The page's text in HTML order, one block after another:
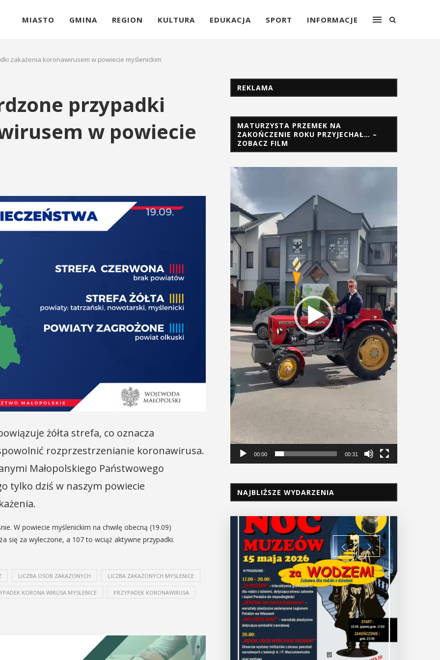
MIASTO GMINA REGION KULTURA EDUKACJA SPORT INFORMACJE
zakażenia koronawirusem w powiecie myślenickim
przypadki
w powiecie
żółta strefa, co oznacza
rozprzestrzenianie koronawirusa.
Małopolskiego Państwowego
tylko dziś w naszym powiecie
W powiecie myślenickim na chwilę obecną (19.09)
się za wyleczone, a 107 to wciąż aktywne przypadki.
LICZBA OSOB ZAKAZONYCH LICZBA ZAKAZONYCH MYSLENICE
KORONA WIRUSA MYSLENICE PRZYPADEK KORONAWIRUSA
REKLAMA
MATURZYSTA PRZEMEK NA
ZAKOŃCZENIE ROKU PRZYJECHAŁ… –
ZOBACZ FILM
Odtwarzacz
video
00:00 00:31
NAJBLIŻSZE WYDARZENIA